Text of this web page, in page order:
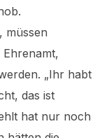
müssen
„Ihr habt
das ist
hat nur noch